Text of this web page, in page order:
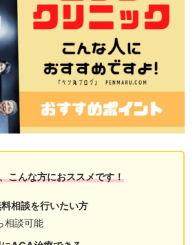
こんな方におススメです！
相談を行いたい方
相談可能